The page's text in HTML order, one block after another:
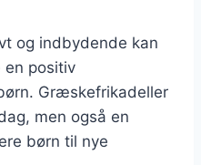
og indbydende kan
positiv
Græskefrikadeller
men også en
børn til nye